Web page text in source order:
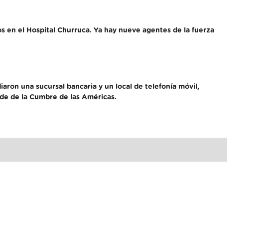
el Hospital Churruca. Ya hay nueve agentes de la fuerza
una sucursal bancaria y un local de telefonía móvil,
de la Cumbre de las Américas.